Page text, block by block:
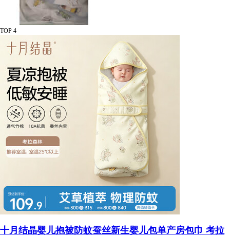
TOP 4
十月结晶婴儿抱被防蚊蚕丝新生婴儿包单产房包巾 考拉